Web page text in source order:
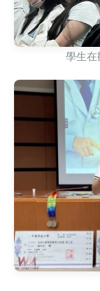
學生在